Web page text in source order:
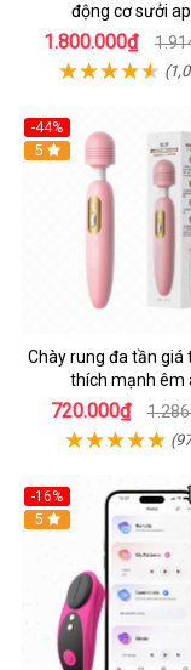
động cơ sưởi
1.800.000₫
-44%
Hot
5
Chày rung đa tần giá
thích mạnh êm
720.000₫
-16%
Hot
5